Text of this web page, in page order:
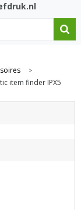
>
item finder IPX5